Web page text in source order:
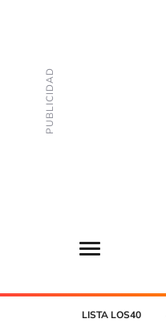
LISTA LOS40